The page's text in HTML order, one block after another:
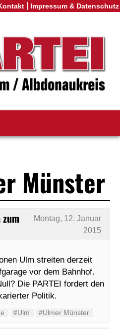
Münster
zum
Montag, 12. Januar
2015
Ulm streiten derzeit
vor dem Bahnhof.
Die PARTEI fordert den
Politik.
#Ulm #Ulmer Münster
Impressum & Datenschutz